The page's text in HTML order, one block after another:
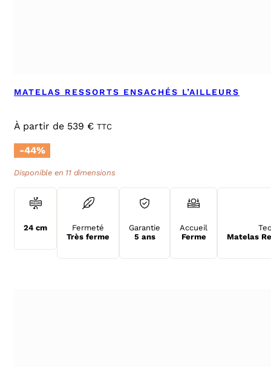
MATELAS RESSORTS ENSACHÉS L’AILLEURS
À partir de 539 € TTC
-44%
Disponible en 11 dimensions
24 cm
Fermeté
Très ferme
Garantie
5 ans
Accueil
Ferme
Matelas